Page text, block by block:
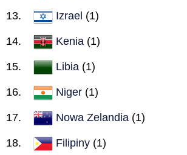
Izrael (1)
Kenia (1)
Libia (1)
Niger (1)
Nowa Zelandia (1)
Filipiny (1)